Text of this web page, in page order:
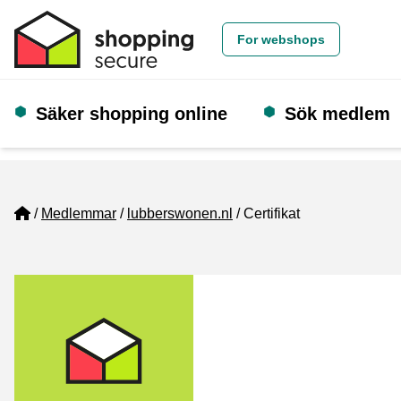
For webshops
Säker shopping online Sök medlem
Home
Medlemmar lubberswonen.nl Certifikat